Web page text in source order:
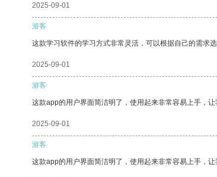
2025-09-01
游客
这款学习软件的学习方式非常灵活，可以根据自己的需求
2025-09-01
游客
这款app的用户界面简洁明了，使用起来非常容易上手，
2025-09-01
游客
这款app的用户界面简洁明了，使用起来非常容易上手，让